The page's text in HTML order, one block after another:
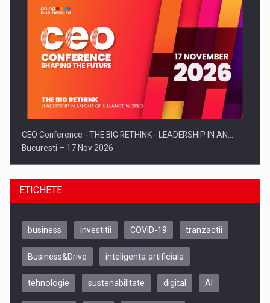
CEO Conference - THE BIG RETHINK - LEADERSHIP IN AN…
Bucuresti – 17 Nov 2026
ETICHETE
business investitii COVID-19 tranzactii
Business&Drive inteligenta artificiala
tehnologie sustenabilitate digital AI